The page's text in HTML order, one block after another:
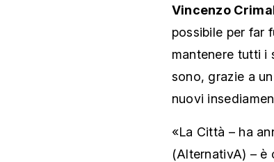
Vincenzo
possibile per far
mantenere tutti i
sono, grazie a
nuovi
«La Città – ha
(AlternativA) – è